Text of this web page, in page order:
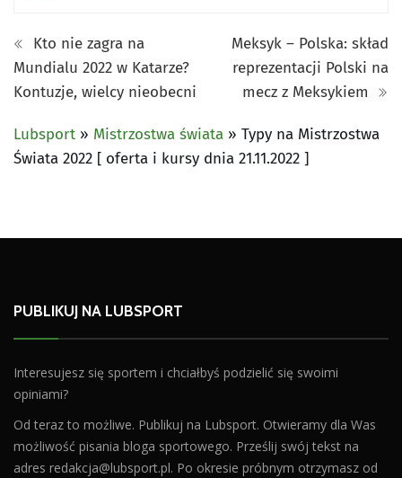
Kto nie zagra na
Mundialu 2022 w Katarze?
Kontuzje, wielcy nieobecni
Meksyk – Polska: skład
reprezentacji Polski na
mecz z Meksykiem
Lubsport » Mistrzostwa świata » Typy na Mistrzostwa
Świata 2022 [ oferta i kursy dnia 21.11.2022 ]
PUBLIKUJ NA LUBSPORT
Interesujesz się sportem i chciałbyś podzielić się swoimi
opiniami?
Od teraz to możliwe. Publikuj na Lubsport. Otwieramy dla Was
możliwość pisania bloga sportowego. Prześlij swój tekst na
adres redakcja@lubsport.pl. Po okresie próbnym otrzymasz od